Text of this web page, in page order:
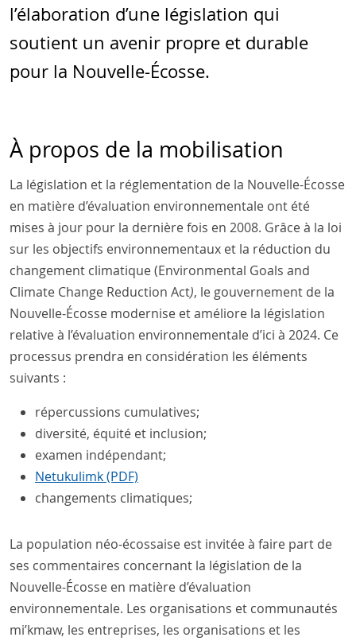
l’élaboration d’une législation qui
soutient un avenir propre et durable
pour la Nouvelle-Écosse.
À propos de la mobilisation
La législation et la réglementation de la Nouvelle-Écosse
en matière d’évaluation environnementale ont été
mises à jour pour la dernière fois en 2008. Grâce à la loi
sur les objectifs environnementaux et la réduction du
changement climatique (Environmental Goals and
Climate Change Reduction Act), le gouvernement de la
Nouvelle-Écosse modernise et améliore la législation
relative à l’évaluation environnementale d’ici à 2024. Ce
processus prendra en considération les éléments
suivants :
répercussions cumulatives;
diversité, équité et inclusion;
examen indépendant;
Netukulimk (PDF)
changements climatiques;
La population néo-écossaise est invitée à faire part de
ses commentaires concernant la législation de la
Nouvelle-Écosse en matière d’évaluation
environnementale. Les organisations et communautés
mi’kmaw, les entreprises, les organisations et les